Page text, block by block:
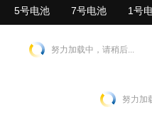
5号电池 7号电池 1号
努力加载中，请稍后...
努力加